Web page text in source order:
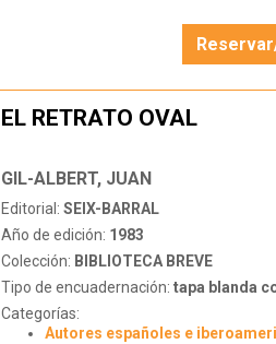
EL RETRATO OVAL
GIL-ALBERT, JUAN
Editorial: SEIX-BARRAL
Año de edición: 1983
Colección: BIBLIOTECA BREVE
Tipo de encuadernación: tapa blanda
Categorías:
Autores españoles e